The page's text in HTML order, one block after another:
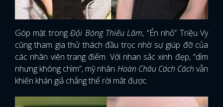
Góp mặt trongĐội Bóng Thiếu Lâm, “Én nhỏ” Triệu Vy
cũng tham gia thử thách đầu trọc nhờ sự giúp đỡ của
các nhân viên trang điểm. Với nhan sắc xinh đẹp, “dìm
nhưng không chìm”, mỹ nhân Hoàn Châu Cách Cách vẫn
khiến khán giả chẳng thể rời mắt được.